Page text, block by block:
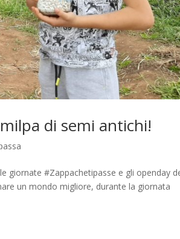
di semi antichi!
giornate #Zappachetipasse e gli openday
un mondo migliore, durante la giornata